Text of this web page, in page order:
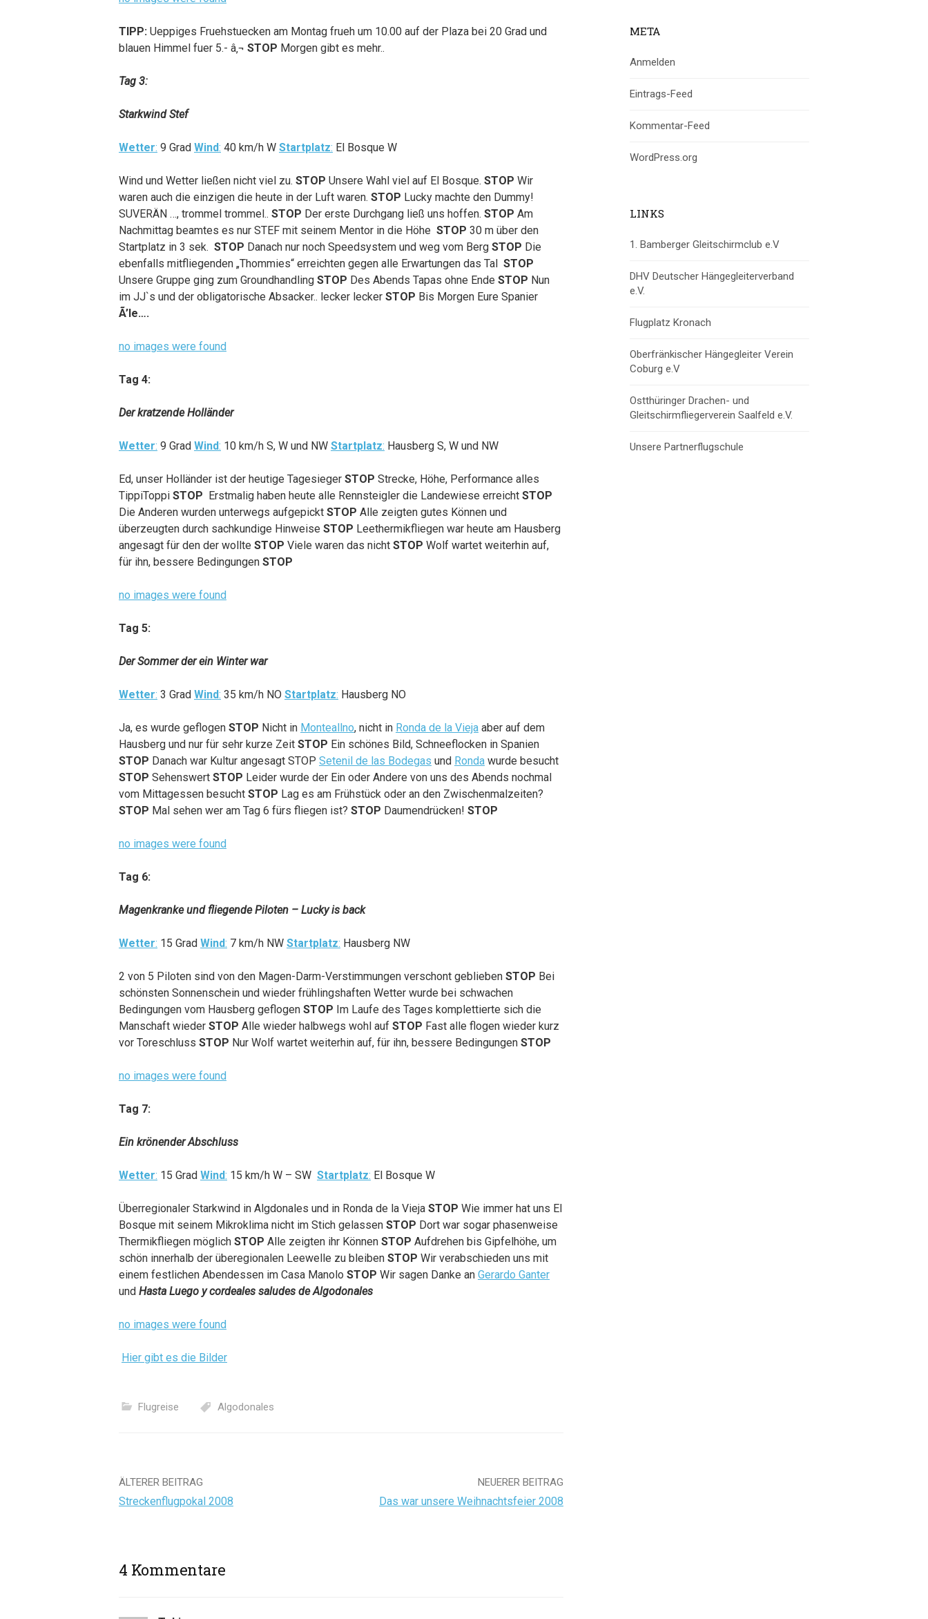
TIPP: Ueppiges Fruehstuecken am Montag frueh um 10.00 auf der Plaza bei 20 Grad und
blauen Himmel fuer 5.- â‚¬ STOP Morgen gibt es mehr..
Tag 3:
Starkwind Stef
Wetter: 9 Grad Wind: 40 km/h W Startplatz: El Bosque W
Wind und Wetter ließen nicht viel zu. STOP Unsere Wahl viel auf El Bosque. STOP Wir
waren auch die einzigen die heute in der Luft waren. STOP Lucky machte den Dummy!
SUVERÄN …, trommel trommel.. STOP Der erste Durchgang ließ uns hoffen. STOP Am
Nachmittag beamtes es nur STEF mit seinem Mentor in die Höhe STOP 30 m über den
Startplatz in 3 sek. STOP Danach nur noch Speedsystem und weg vom Berg STOP Die
ebenfalls mitfliegenden „Thommies“ erreichten gegen alle Erwartungen das Tal STOP
Unsere Gruppe ging zum Groundhandling STOP Des Abends Tapas ohne Ende STOP Nun
im JJ`s und der obligatorische Absacker.. lecker lecker STOP Bis Morgen Eure Spanier
Ã’le….
no images were found
Tag 4:
Der kratzende Holländer
Wetter: 9 Grad Wind: 10 km/h S, W und NW Startplatz: Hausberg S, W und NW
Ed, unser Holländer ist der heutige Tagesieger STOP Strecke, Höhe, Performance alles
TippiToppi STOP Erstmalig haben heute alle Rennsteigler die Landewiese erreicht STOP
Die Anderen wurden unterwegs aufgepickt STOP Alle zeigten gutes Können und
überzeugten durch sachkundige Hinweise STOP Leethermikfliegen war heute am Hausberg
angesagt für den der wollte STOP Viele waren das nicht STOP Wolf wartet weiterhin auf,
für ihn, bessere Bedingungen STOP
no images were found
Tag 5:
Der Sommer der ein Winter war
Wetter: 3 Grad Wind: 35 km/h NO Startplatz: Hausberg NO
Ja, es wurde geflogen STOP Nicht in Monteallno, nicht in Ronda de la Vieja aber auf dem
Hausberg und nur für sehr kurze Zeit STOP Ein schönes Bild, Schneeflocken in Spanien
STOP Danach war Kultur angesagt STOP Setenil de las Bodegas und Ronda wurde besucht
STOP Sehenswert STOP Leider wurde der Ein oder Andere von uns des Abends nochmal
vom Mittagessen besucht STOP Lag es am Frühstück oder an den Zwischenmalzeiten?
STOP Mal sehen wer am Tag 6 fürs fliegen ist? STOP Daumendrücken! STOP
no images were found
Tag 6:
Magenkranke und fliegende Piloten – Lucky is back
Wetter: 15 Grad Wind: 7 km/h NW Startplatz: Hausberg NW
2 von 5 Piloten sind von den Magen-Darm-Verstimmungen verschont geblieben STOP Bei
schönsten Sonnenschein und wieder frühlingshaften Wetter wurde bei schwachen
Bedingungen vom Hausberg geflogen STOP Im Laufe des Tages komplettierte sich die
Manschaft wieder STOP Alle wieder halbwegs wohl auf STOP Fast alle flogen wieder kurz
vor Toreschluss STOP Nur Wolf wartet weiterhin auf, für ihn, bessere Bedingungen STOP
no images were found
Tag 7:
Ein krönender Abschluss
Wetter: 15 Grad Wind: 15 km/h W – SW Startplatz: El Bosque W
Überregionaler Starkwind in Algdonales und in Ronda de la Vieja STOP Wie immer hat uns El
Bosque mit seinem Mikroklima nicht im Stich gelassen STOP Dort war sogar phasenweise
Thermikfliegen möglich STOP Alle zeigten ihr Können STOP Aufdrehen bis Gipfelhöhe, um
schön innerhalb der überegionalen Leewelle zu bleiben STOP Wir verabschieden uns mit
einem festlichen Abendessen im Casa Manolo STOP Wir sagen Danke an Gerardo Ganter
und Hasta Luego y cordeales saludes de Algodonales
no images were found
Hier gibt es die Bilder
Flugreise Algodonales
Beitrags-
ÄLTERER BEITRAG
Streckenflugpokal 2008
NEUERER BEITRAG
Das war unsere Weihnachtsfeier 2008
4 Kommentare
META
Anmelden
Eintrags-Feed
Kommentar-Feed
WordPress.org
LINKS
1. Bamberger Gleitschirmclub e.V
DHV Deutscher Hängegleiterverband
e.V.
Flugplatz Kronach
Oberfränkischer Hängegleiter Verein
Coburg e.V
Ostthüringer Drachen- und
Gleitschirmfliegerverein Saalfeld e.V.
Unsere Partnerflugschule